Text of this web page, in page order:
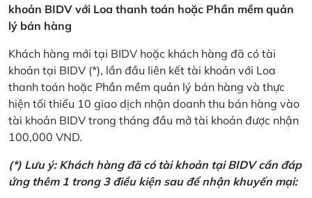
khoản BIDV với Loa thanh toán hoặc Phần mềm quản
lý bán hàng
Khách hàng mới tại BIDV hoặc khách hàng đã có tài
khoản tại BIDV (*), lần đầu liên kết tài khoản với Loa
thanh toán hoặc Phần mềm quản lý bán hàng và thực
hiện tối thiểu 10 giao dịch nhận doanh thu bán hàng vào
tài khoản BIDV trong tháng đầu mở tài khoản được nhận
100,000 VND.
(*) Lưu ý: Khách hàng đã có tài khoản tại BIDV cần đáp
ứng thêm 1 trong 3 điều kiện sau để nhận khuyến mại: